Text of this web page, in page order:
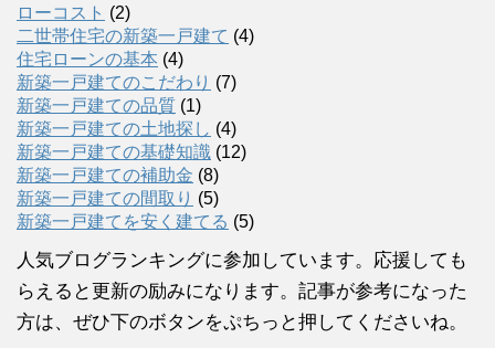
ローコスト (2)
二世帯住宅の新築一戸建て (4)
住宅ローンの基本 (4)
新築一戸建てのこだわり (7)
新築一戸建ての品質 (1)
新築一戸建ての土地探し (4)
新築一戸建ての基礎知識 (12)
新築一戸建ての補助金 (8)
新築一戸建ての間取り (5)
新築一戸建てを安く建てる (5)
人気ブログランキングに参加しています。応援しても
らえると更新の励みになります。記事が参考になった
方は、ぜひ下のボタンをぷちっと押してくださいね。